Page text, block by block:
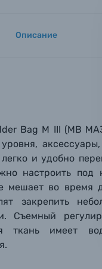
Ваш
Ваш
Вами с
Номер
Нажимая
Описание
Bag M III (MB
и удобно
настроить
мешает во время
закрепить
Съемный
ткань имеет
Ваш